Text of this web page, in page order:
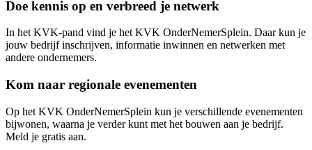
Doe kennis op en verbreed je netwerk
In het KVK-pand vind je het KVK OnderNemerSplein. Daar kun je
jouw bedrijf inschrijven, informatie inwinnen en netwerken met
andere ondernemers.
Kom naar regionale evenementen
Op het KVK OnderNemerSplein kun je verschillende evenementen
bijwonen, waarna je verder kunt met het bouwen aan je bedrijf.
Meld je gratis aan.